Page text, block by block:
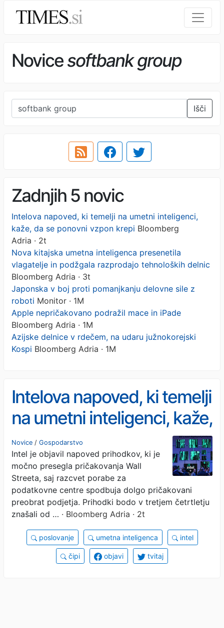
Novicesoftbank group
Išči
Zadnjih 5 novic
Intelova napoved, ki temelji na umetni inteligenci,
kaže, da se ponovni vzpon krepi Bloomberg
Adria · 2t
Nova kitajska umetna inteligenca presenetila
vlagatelje in podžgala razprodajo tehnoloških delnic
Bloomberg Adria · 3t
Japonska v boj proti pomanjkanju delovne sile z
roboti Monitor · 1M
Apple nepričakovano podražil mace in iPade
Bloomberg Adria · 1M
Azijske delnice v rdečem, na udaru južnokorejski
Kospi Bloomberg Adria · 1M
Intelova napoved, ki temelji
na umetni inteligenci, kaže,
da se ponovni vzpon krepi
Novice / Gospodarstvo
Intel je objavil napoved prihodkov, ki je
močno presegla pričakovanja Wall
Streeta, saj razcvet porabe za
podatkovne centre spodbuja dolgo pričakovani
preobrat podjetja. Prihodki bodo v tretjem četrtletju
znašali od … · Bloomberg Adria · 2t
poslovanje umetna inteligenca intel
čipi objavi tvitaj